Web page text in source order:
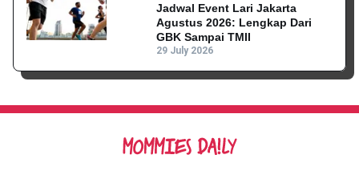
Jadwal Event Lari Jakarta
Agustus 2026: Lengkap Dari
GBK Sampai TMII
29 July 2026